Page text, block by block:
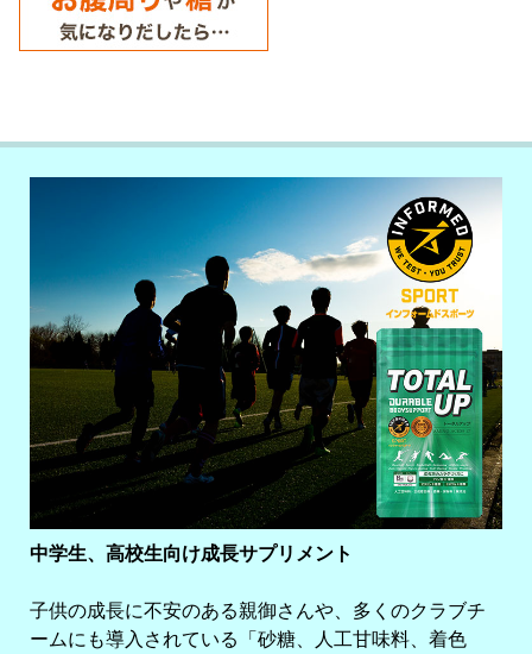
中学生、高校生向け成長サプリメント
子供の成長に不安のある親御さんや、多くのクラブチ
ームにも導入されている「砂糖、人工甘味料、着色